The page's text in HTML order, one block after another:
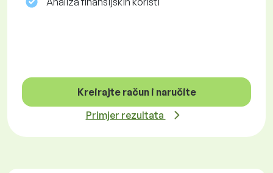
Kreirajte račun i naručite
Primjer rezultata